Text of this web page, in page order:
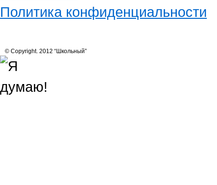
Политика конфиденциальности
© Copyright. 2012 “Школьный”